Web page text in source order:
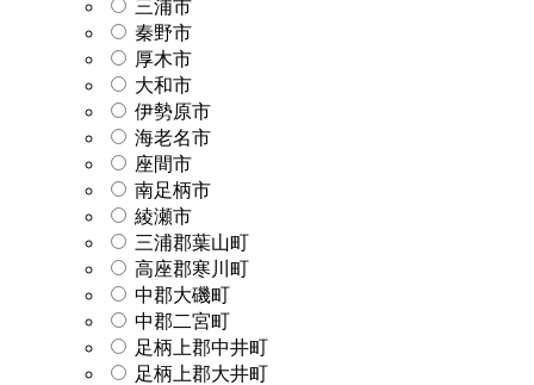
三浦市
秦野市
厚木市
大和市
伊勢原市
海老名市
座間市
南足柄市
綾瀬市
三浦郡葉山町
高座郡寒川町
中郡大磯町
中郡二宮町
足柄上郡中井町
足柄上郡大井町